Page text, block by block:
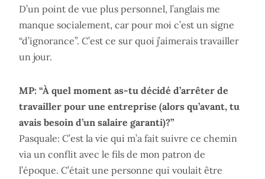
D’un point de vue plus personnel, l’anglais me
manque socialement, car pour moi c’est un signe
“d’ignorance”. C’est ce sur quoi j’aimerais travailler
un jour.
MP: “À quel moment as-tu décidé d’arrêter de
travailler pour une entreprise (alors qu’avant, tu
avais besoin d’un salaire garanti)?”
Pasquale: C’est la vie qui m’a fait suivre ce chemin
via un conflit avec le fils de mon patron de
l’époque. C’était une personne qui voulait être